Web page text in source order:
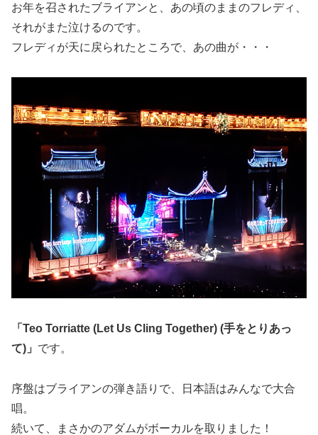
お年を召されたブライアンと、あの頃のままのフレディ、
それがまた泣けるのです。
フレディが天に戻られたところで、あの曲が・・・
「Teo Torriatte (Let Us Cling Together) (手をとりあっ
て)」 です。
序盤はブライアンの弾き語りで、日本語はみんなで大合
唱。
続いて、まさかのアダムがボーカルを取りました！